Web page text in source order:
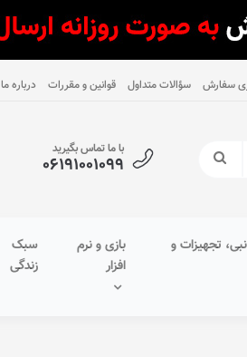
سفارش سؤالات متداول قوانین و مقررات درباره ما
با ما تماس بگیرید
۰۶۱۹۱۰۰۱۰۹۹
تجهیزات و
بازی و نرم
افزار
سبک
زندگی